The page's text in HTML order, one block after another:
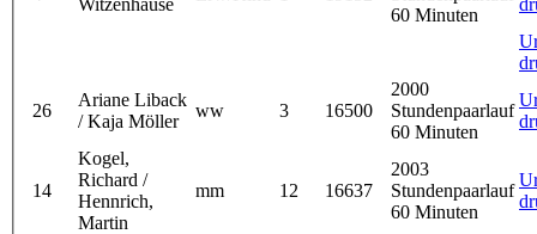
60 Minuten
26
Ariane Liback
/ Kaja Möller
ww 3 16500
2000
Stundenpaarlauf
60 Minuten
14
Kogel,
Richard /
Hennrich,
Martin
mm 12 16637
2003
Stundenpaarlauf
60 Minuten